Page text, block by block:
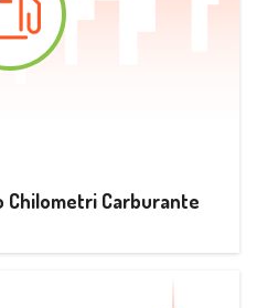
Chilometri Carburante